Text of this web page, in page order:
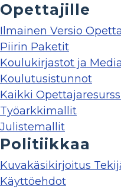
Opettajille
Ilmainen Versio
Piirin Paketit
Koulukirjastot ja
Koulutusistunnot
Kaikki
Työarkkimallit
Julistemallit
Politiikkaa
Kuvakäsikirjoitus
Käyttöehdot